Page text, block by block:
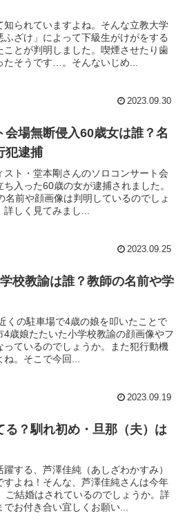
られていますよね。そんな立教大学
ざけ」によって下級生がけがをする
とが判明しました。喫煙させたり歯
そうです…。そんないじめ...
2023.09.30
場無断侵入60歳女は誰？名
犯逮捕
ト・堂本剛さんのソロコンサート会
入った60歳の女が逮捕されました。
前や顔画像は判明しているのでしょ
しく見てみまし...
2023.09.25
校教諭は誰？教師の名前や学
くの駐車場で4歳の娘を叩いたことで
歳娘たたいた小学校教諭の顔画像やフ
っているのでしょうか。また犯行動機
。そこで今回...
2023.09.19
？馴れ初め・旦那（夫）は
する、芦澤佳純（あしざわかすみ）
よね！そんな、芦澤佳純さんは今年
ご結婚はされているのでしょうか。詳
お付き合い宜しくお願い...